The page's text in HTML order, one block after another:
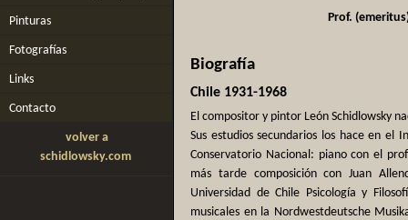
Pinturas
Fotografías
Links
Contacto
volver a
schidlowsky.com
Prof.
Biografía
Chile 1931-1968
El compositor y pintor León Schidlowsky
Sus estudios secundarios los hace en el
Conservatorio Nacional: piano con el
más tarde composición con Juan
Universidad de Chile Psicología y
musicales en la Nordwestdeutsche